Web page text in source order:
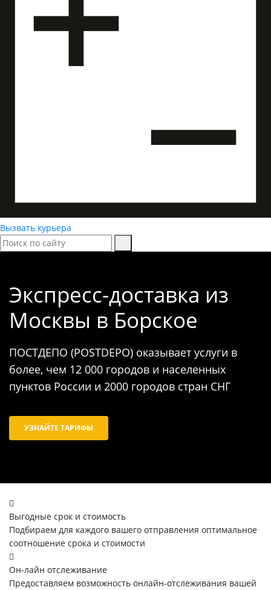
Вызвать курьера
Экспресс-доставка из
Москвы в Борское
ПОСТДЕПО (POSTDEPO) оказывает услуги в
более, чем 12 000 городов и населенных
пунктов России и 2000 городов стран СНГ
УЗНАЙТЕ ТАРИФЫ
Выгодные срок и стоимость
Подбираем для каждого вашего отправления оптимальное
соотношение срока и стоимости
Он-лайн отслеживание
Предоставляем возможность онлайн-отслеживания вашей